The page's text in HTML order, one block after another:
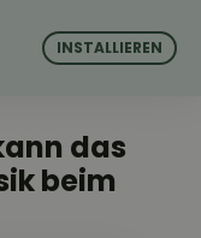
das
beim
INSTALLIEREN